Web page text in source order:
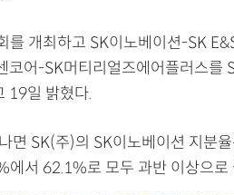
를 개최하고 SK이노베이션-SK
코어-SK머티리얼즈에어플러스를
19일 밝혔다.
면 SK(주)의 SK이노베이션 지분
에서 62.1%로 모두 과반 이상으로